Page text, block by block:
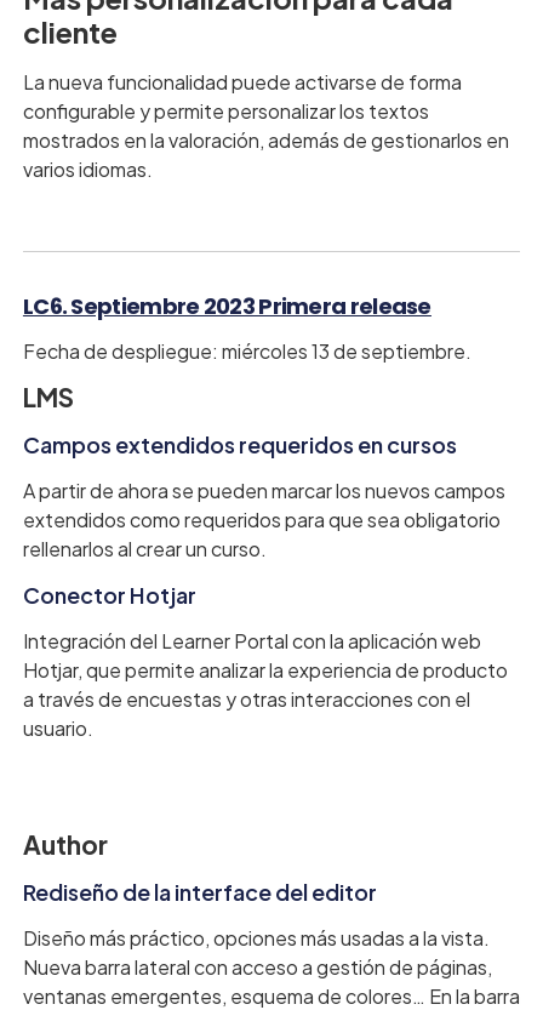
cliente
La nueva funcionalidad puede activarse de forma
configurable y permite personalizar los textos
mostrados en la valoración, además de gestionarlos en
varios idiomas.
LC6. Septiembre 2023 Primera release
Fecha de despliegue: miércoles 13 de septiembre.
LMS
Campos extendidos requeridos en cursos
A partir de ahora se pueden marcar los nuevos campos
extendidos como requeridos para que sea obligatorio
rellenarlos al crear un curso.
Conector Hotjar
Integración del Learner Portal con la aplicación web
Hotjar, que permite analizar la experiencia de producto
a través de encuestas y otras interacciones con el
usuario.
Author
Rediseño de la interface del editor
Diseño más práctico, opciones más usadas a la vista.
Nueva barra lateral con acceso a gestión de páginas,
ventanas emergentes, esquema de colores… En la barra